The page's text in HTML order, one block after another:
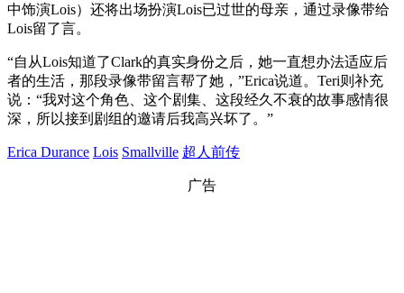
中饰演Lois）还将出场扮演Lois已过世的母亲，通过录像带给
Lois留了言。
“自从Lois知道了Clark的真实身份之后，她一直想办法适应后
者的生活，那段录像带留言帮了她，”Erica说道。Teri则补充
说：“我对这个角色、这个剧集、这段经久不衰的故事感情很
深，所以接到剧组的邀请后我高兴坏了。”
Erica Durance Lois Smallville 超人前传
广告